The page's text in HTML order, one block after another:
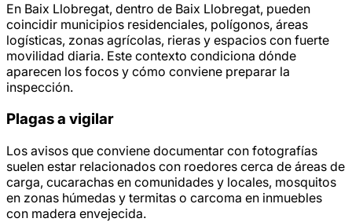
En Baix Llobregat, dentro de Baix Llobregat, pueden
coincidir municipios residenciales, polígonos, áreas
logísticas, zonas agrícolas, rieras y espacios con fuerte
movilidad diaria. Este contexto condiciona dónde
aparecen los focos y cómo conviene preparar la
inspección.
Plagas a vigilar
Los avisos que conviene documentar con fotografías
suelen estar relacionados con roedores cerca de áreas de
carga, cucarachas en comunidades y locales, mosquitos
en zonas húmedas y termitas o carcoma en inmuebles
con madera envejecida.